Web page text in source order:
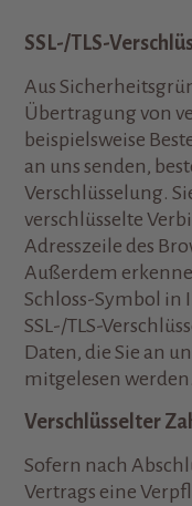
SSL-/TLS-
Aus
Übertragung von
beispielsweise
an uns senden,
Verschlüsselung.
verschlüsselte
Adresszeile des
Außerdem
Schloss-Symbol in
SSL-/TLS-
Daten, die Sie an
mitgelesen werden.
Verschlüsselter
Sofern nach
Vertrags eine